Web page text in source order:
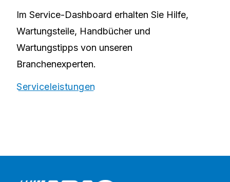
Im Service-Dashboard erhalten Sie Hilfe,
Wartungsteile, Handbücher und
Wartungstipps von unseren
Branchenexperten.
Serviceleistungen